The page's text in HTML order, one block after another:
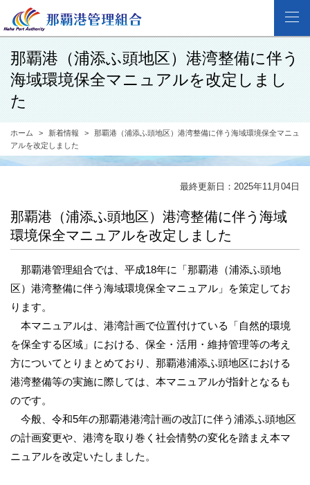
那覇港（浦添ふ頭地区）港湾整備に伴う
海域環境保全マニュアルを改定しまし
た
ホーム 新着情報
那覇港（浦添ふ頭地区）港湾整備に伴う海域環境保全マニュ
アルを改定しました
最終更新日：2025年11月04日
那覇港（浦添ふ頭地区）港湾整備に伴う海域
環境保全マニュアルを改定しました
那覇港管理組合では、平成18年に「那覇港（浦添ふ頭地
区）港湾整備に伴う海域環境保全マニュアル」を策定してお
ります。
本マニュアルは、港湾計画で位置付けている「自然的環境
を保全する区域」における、保全・活用・維持管理等の考え
方についてとりまとめており、那覇港浦添ふ頭地区における
港湾整備等の実施に際しては、本マニュアルが指針となるも
のです。
今般、令和5年の那覇港港湾計画の改訂に伴う浦添ふ頭地区
の計画変更や、港湾を取り巻く社会情勢の変化を踏まえ本マ
ニュアルを改定いたしました。